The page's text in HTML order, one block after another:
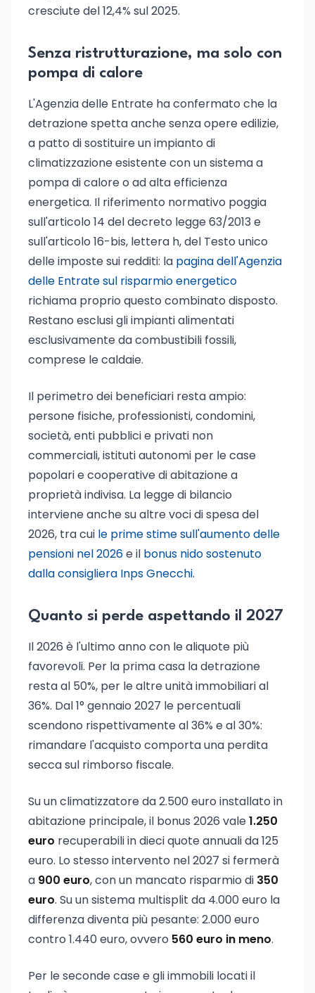
cresciute del 12,4% sul 2025.
Senza ristrutturazione, ma solo con
pompa di calore
L'Agenzia delle Entrate ha confermato che la
detrazione spetta anche senza opere edilizie,
a patto di sostituire un impianto di
climatizzazione esistente con un sistema a
pompa di calore o ad alta efficienza
energetica. Il riferimento normativo poggia
sull'articolo 14 del decreto legge 63/2013 e
sull'articolo 16-bis, lettera h, del Testo unico
delle imposte sui redditi: la pagina dell'Agenzia
delle Entrate sul risparmio energetico
richiama proprio questo combinato disposto.
Restano esclusi gli impianti alimentati
esclusivamente da combustibili fossili,
comprese le caldaie.
Il perimetro dei beneficiari resta ampio:
persone fisiche, professionisti, condomini,
società, enti pubblici e privati non
commerciali, istituti autonomi per le case
popolari e cooperative di abitazione a
proprietà indivisa. La legge di bilancio
interviene anche su altre voci di spesa del
2026, tra cui le prime stime sull'aumento delle
pensioni nel 2026e il bonus nido sostenuto
dalla consigliera Inps Gnecchi.
Quanto si perde aspettando il 2027
Il 2026 è l'ultimo anno con le aliquote più
favorevoli. Per la prima casa la detrazione
resta al 50%, per le altre unità immobiliari al
36%. Dal 1° gennaio 2027 le percentuali
scendono rispettivamente al 36% e al 30%:
rimandare l'acquisto comporta una perdita
secca sul rimborso fiscale.
Su un climatizzatore da 2.500 euro installato in
abitazione principale, il bonus 2026 vale1.250
euro recuperabili in dieci quote annuali da 125
euro. Lo stesso intervento nel 2027 si fermerà
a 900 euro, con un mancato risparmio di 350
euro. Su un sistema multisplit da 4.000 euro la
differenza diventa più pesante: 2.000 euro
contro 1.440 euro, ovvero 560 euro in meno.
Per le seconde case e gli immobili locati il